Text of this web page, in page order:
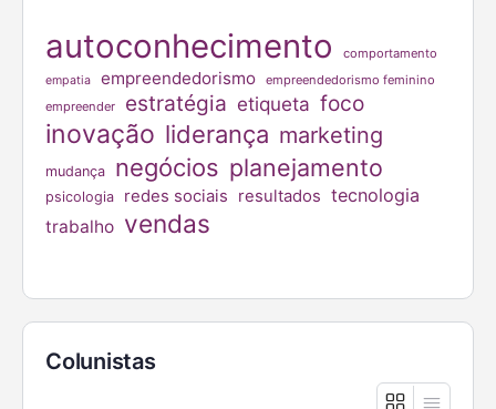
autoconhecimento comportamento
empatia empreendedorismo
empreendedorismo feminino
empreender
estratégia etiqueta foco
inovação liderança marketing
mudança negócios planejamento
psicologia redes sociais resultados tecnologia
trabalho vendas
Colunistas